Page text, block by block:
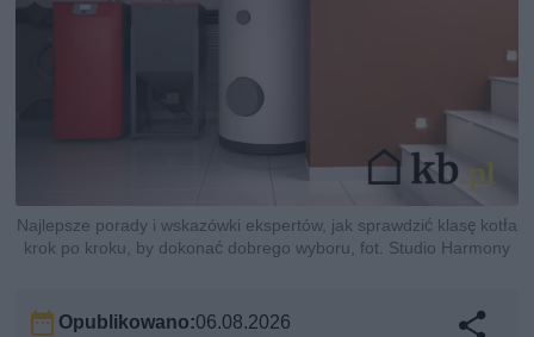
Najlepsze porady i wskazówki ekspertów, jak sprawdzić klasę kotła
krok po kroku, by dokonać dobrego wyboru, fot. Studio Harmony
Opublikowano:06.08.2026